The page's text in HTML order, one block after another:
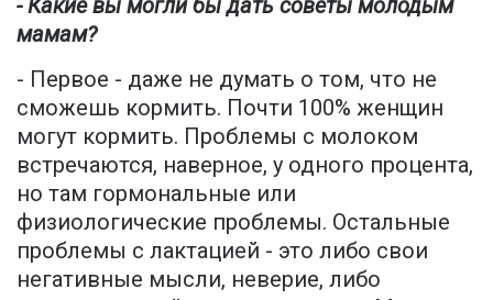
- Какие вы могли бы дать советы молодым
мамам?
- Первое - даже не думать о том, что не
сможешь кормить. Почти 100% женщин
могут кормить. Проблемы с молоком
встречаются, наверное, у одного процента,
но там гормональные или
физиологические проблемы. Остальные
проблемы с лактацией - это либо свои
негативные мысли, неверие, либо